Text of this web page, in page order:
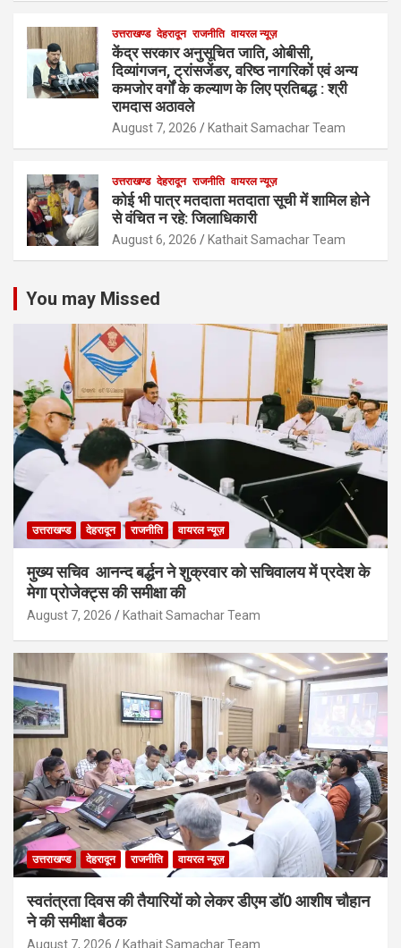
उत्तराखण्ड देहरादून राजनीति वायरल न्यूज़
केंद्र सरकार अनुसूचित जाति, ओबीसी,
दिव्यांगजन, ट्रांसजेंडर, वरिष्ठ नागरिकों एवं अन्य
कमजोर वर्गों के कल्याण के लिए प्रतिबद्ध : श्री
रामदास अठावले
August 7, 2026 Kathait Samachar Team
उत्तराखण्ड देहरादून राजनीति वायरल न्यूज़
कोई भी पात्र मतदाता मतदाता सूची में शामिल होने
से वंचित न रहे: जिलाधिकारी
August 6, 2026 Kathait Samachar Team
You may Missed
उत्तराखण्ड देहरादून राजनीति वायरल न्यूज़
मुख्य सचिव आनन्द बर्द्धन ने शुक्रवार को सचिवालय में प्रदेश के
मेगा प्रोजेक्ट्स की समीक्षा की
August 7, 2026 Kathait Samachar Team
उत्तराखण्ड देहरादून राजनीति वायरल न्यूज़
स्वतंत्रता दिवस की तैयारियों को लेकर डीएम डॉ0 आशीष चौहान
ने की समीक्षा बैठक
August 7, 2026 Kathait Samachar Team